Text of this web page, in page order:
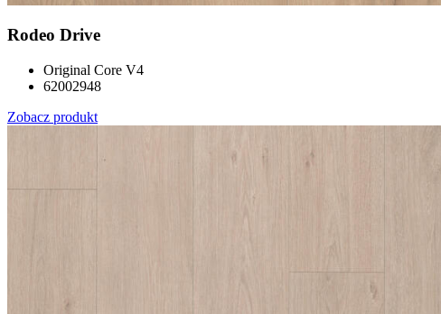
Rodeo Drive
Original Core V4
62002948
Zobacz produkt